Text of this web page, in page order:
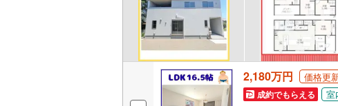
2,180万円 価格更
成約でもらえる 室
該当物件 件
該当物件 件
該当物件 件
該当物件 件
該当物件 件 長期優良住宅（
立地
最寄りの駅が
該当物件 件